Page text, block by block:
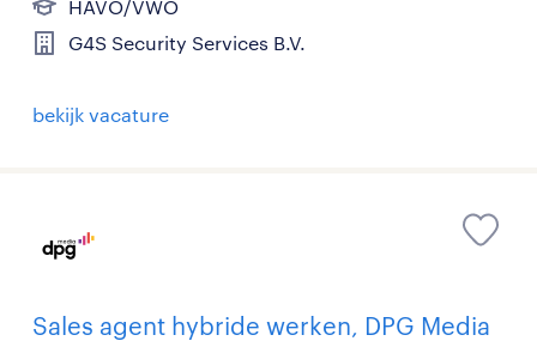
HAVO/VWO
G4S Security Services B.V.
bekijk vacature
Sales agent hybride werken, DPG Media